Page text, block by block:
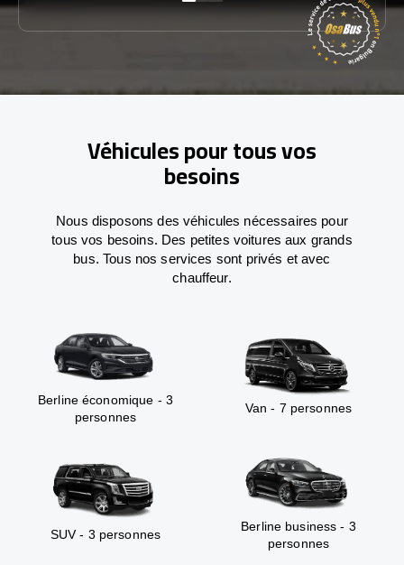
Véhicules pour tous vos
besoins
Nous disposons des véhicules nécessaires pour
tous vos besoins. Des petites voitures aux grands
bus. Tous nos services sont privés et avec
chauffeur.
Berline économique - 3
personnes
Van - 7 personnes
SUV - 3 personnes
Berline business - 3
personnes